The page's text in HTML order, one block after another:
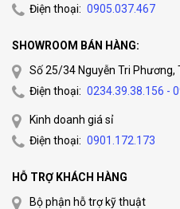
Điện thoại: 0905.037.467
SHOWROOM BÁN HÀNG:
Số 25/34 Nguyễn Tri Phương,
Điện thoại: 0234.39.38.156 -
Kinh doanh giá sỉ
Điện thoại: 0901.172.173
HỖ TRỢ KHÁCH HÀNG
Bộ phận hỗ trợ kỹ thuật